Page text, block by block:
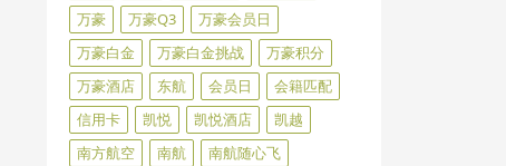
万豪
万豪Q3
万豪会员日
万豪白金
万豪白金挑战
万豪积分
万豪酒店
东航 会员日
会籍匹配
信用卡
凯悦 凯悦酒店
凯越
南方航空
南航
南航随心飞